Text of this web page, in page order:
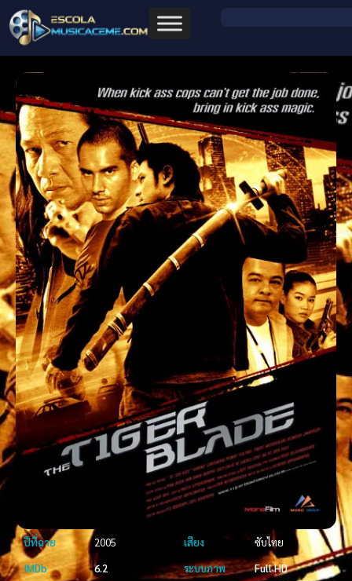
ปีที่ฉาย 2005 เสียง
ซับไทย
IMDb
6.2 ระบบภาพ
Full HD